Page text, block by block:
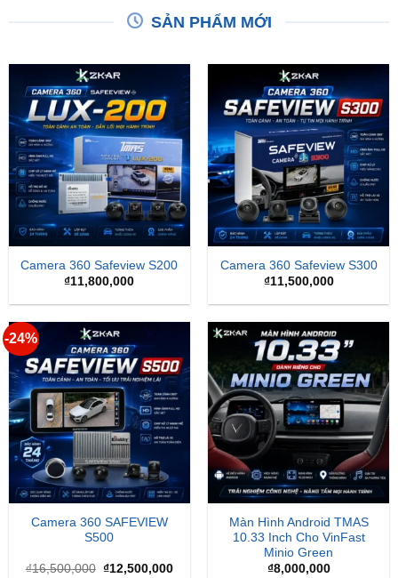
SẢN PHẨM MỚI
Camera 360 Safeview S200
₫11,800,000
Camera 360 Safeview S300
₫11,500,000
-24%
Camera 360 SAFEVIEW
S500
₫16,500,000 Giá
₫12,500,000Giá
Màn Hình Android TMAS
10.33 Inch Cho VinFast
Minio Green
₫8,000,000